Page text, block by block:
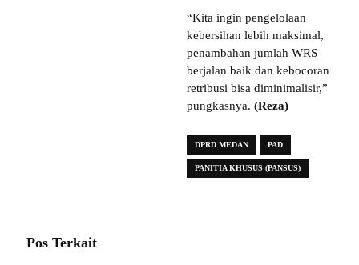
“Kita ingin pengelolaan
kebersihan lebih maksimal,
penambahan jumlah WRS
berjalan baik dan kebocoran
retribusi bisa diminimalisir,”
pungkasnya. (Reza)
DPRD MEDAN PAD
PANITIA KHUSUS (PANSUS)
Pos Terkait